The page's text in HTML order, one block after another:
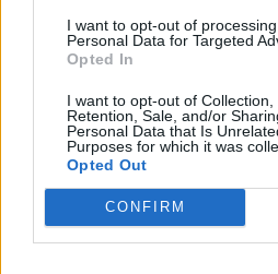
I want to opt-out of
Personal Data for Targeted
Opted In
I want to opt-out of Collection,
Retention, Sale, and/or
Personal Data that Is
Purposes for which it was
Opted Out
CONFIRM
A keresett cikk a portfolio.hu
tartozik, melynek olvasása
Az előfizetés a következőket
Portfolio.hu teljes
Kötéslisták: BÉT elmúlt 2
kötéslistái